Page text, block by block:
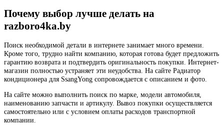
Почему выбор лучше делать на
razboro4ka.by
Поиск необходимой детали в интернете занимает много времени.
Кроме того, трудно найти компанию, которая готова будет предложить
гарантию возврата и подтвердить оригинальность покупки. Интернет-
магазин полностью устраняет эти неудобства. На сайте Радиатор
кондиционера для SsangYong сопровождается с описанием и фото.
На сайте можно выполнить поиск по марке, модели автомобиля,
наименованию запчасти и артикулу. Вывоз покупки осуществляется
самостоятельно или с условием оплаты расходов транспортной
компании.